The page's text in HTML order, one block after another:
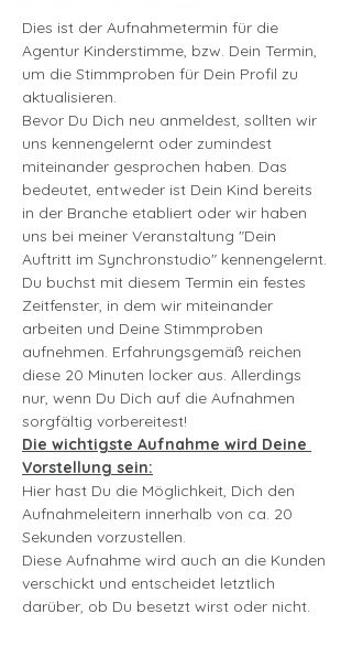
Dies ist der Aufnahmetermin für die
Agentur Kinderstimme, bzw. Dein Termin,
um die Stimmproben für Dein Profil zu
aktualisieren.
Bevor Du Dich neu anmeldest, sollten wir
uns kennengelernt oder zumindest
miteinander gesprochen haben. Das
bedeutet, entweder ist Dein Kind bereits
in der Branche etabliert oder wir haben
uns bei meiner Veranstaltung "Dein
Auftritt im Synchronstudio" kennengelernt.
Du buchst mit diesem Termin ein festes
Zeitfenster, in dem wir miteinander
arbeiten und Deine Stimmproben
aufnehmen. Erfahrungsgemäß reichen
diese 20 Minuten locker aus. Allerdings
nur, wenn Du Dich auf die Aufnahmen
sorgfältig vorbereitest!
Die wichtigste Aufnahme wird Deine
Vorstellung sein:
Hier hast Du die Möglichkeit, Dich den
Aufnahmeleitern innerhalb von ca. 20
Sekunden vorzustellen.
Diese Aufnahme wird auch an die Kunden
verschickt und entscheidet letztlich
darüber, ob Du besetzt wirst oder nicht.